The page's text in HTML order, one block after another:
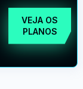
VEJA OS
PLANOS